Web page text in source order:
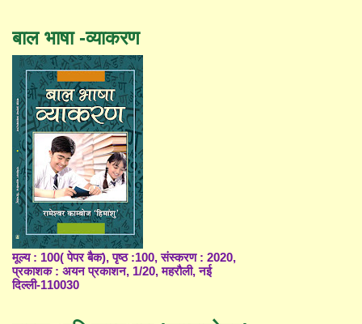
बाल भाषा -व्याकरण
मूल्य : 100( पेपर बैक), पृष्ठ :100, संस्करण : 2020,
प्रकाशक : अयन प्रकाशन, 1/20, महरौली, नई
दिल्ली-110030